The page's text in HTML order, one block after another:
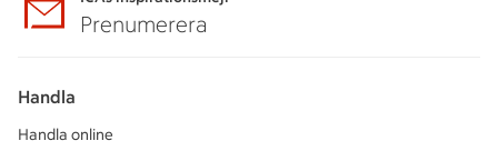
Prenumerera
Handla
Handla online